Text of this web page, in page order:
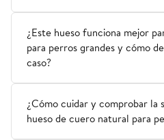
¿Este hueso funciona mejor
para perros grandes y cómo
caso?
¿Cómo cuidar y comprobar la
hueso de cuero natural para